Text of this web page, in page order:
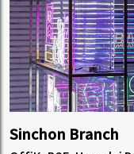
Sinchon Branch